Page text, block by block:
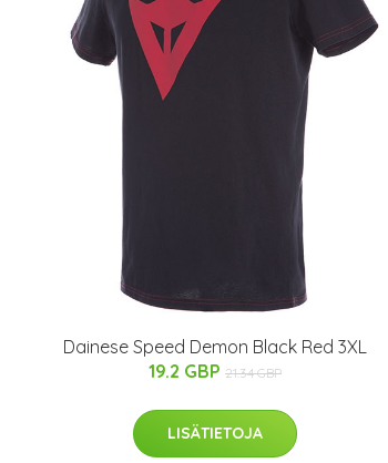
Dainese Speed Demon Black Red 3XL
19.2 GBP 21.34 GBP
LISÄTIETOJA